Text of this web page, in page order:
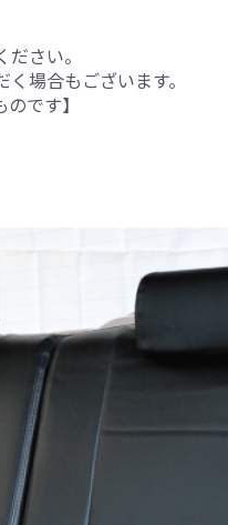
さい。
場合もございます。
です】